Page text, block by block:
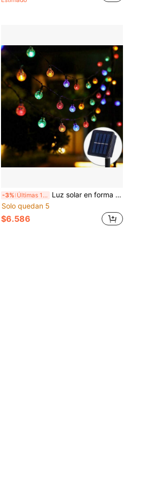
-3% Últimas 11 hrs
Luz solar en forma de globo, con 8 modos, 20/50/100 LED, regulable y colgante, adecuada para jardín, patio y balcón al aire libre, excelente para iluminación de bodas y fiestas
Solo quedan 5
$6.586